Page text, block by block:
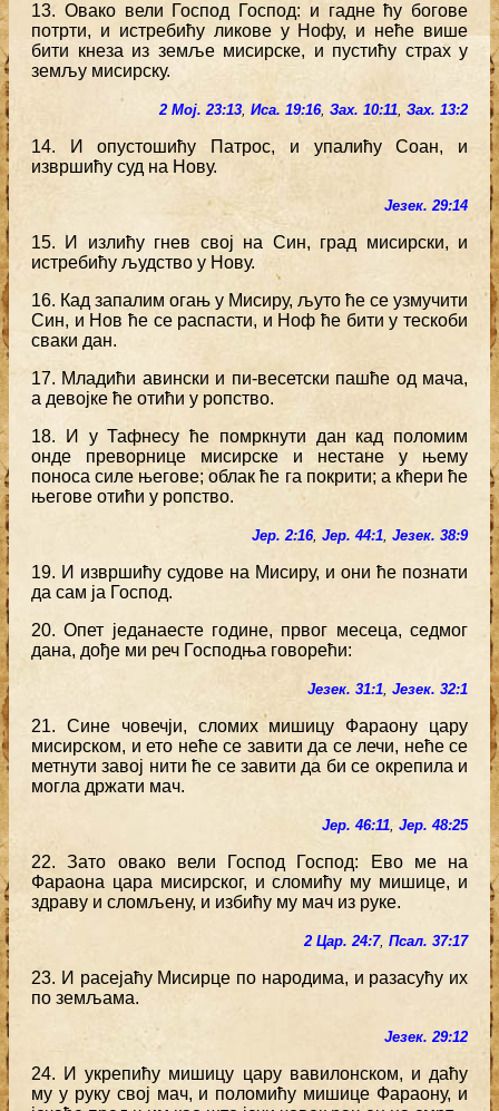
13. Овако вели Господ Господ: и гадне ћу богове
потрти, и истребићу ликове у Нофу, и неће више
бити кнеза из земље мисирске, и пустићу страх у
земљу мисирску.
2 Мој. 23:13, Иса. 19:16, Зах. 10:11, Зах. 13:2
14. И опустошићу Патрос, и упалићу Соан, и
извршићу суд на Нову.
Језек. 29:14
15. И излићу гнев свој на Син, град мисирски, и
истребићу људство у Нову.
16. Кад запалим огањ у Мисиру, љуто ће се узмучити
Син, и Нов ће се распасти, и Ноф ће бити у тескоби
сваки дан.
17. Младићи авински и пи-весетски пашће од мача,
а девојке ће отићи у ропство.
18. И у Тафнесу ће помркнути дан кад поломим
онде преворнице мисирске и нестане у њему
поноса силе његове; облак ће га покрити; а кћери ће
његове отићи у ропство.
Јер. 2:16, Јер. 44:1, Језек. 38:9
19. И извршићу судове на Мисиру, и они ће познати
да сам ја Господ.
20. Опет једанаесте године, првог месеца, седмог
дана, дође ми реч Господња говорећи:
Језек. 31:1, Језек. 32:1
21. Сине човечји, сломих мишицу Фараону цару
мисирском, и ето неће се завити да се лечи, неће се
метнути завој нити ће се завити да би се окрепила и
могла држати мач.
Јер. 46:11, Јер. 48:25
22. Зато овако вели Господ Господ: Ево ме на
Фараона цара мисирског, и сломићу му мишице, и
здраву и сломљену, и избићу му мач из руке.
2 Цар. 24:7, Псал. 37:17
23. И расејаћу Мисирце по народима, и разасућу их
по земљама.
Језек. 29:12
24. И укрепићу мишицу цару вавилонском, и даћу
му у руку свој мач, и поломићу мишице Фараону, и